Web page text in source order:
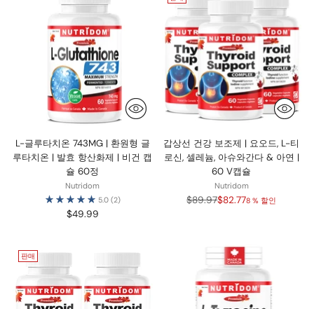
L-글루타치온 743MG | 환원형 글
루타치온 | 발효 항산화제 | 비건 캡
슐 60정
Nutridom
5.0 (2)
$49.99
갑상선 건강 보조제 | 요오드, L-티
로신, 셀레늄, 아슈와간다 & 아연 |
60 V캡슐
Nutridom
정
$89.97$82.778 % 할인
판매